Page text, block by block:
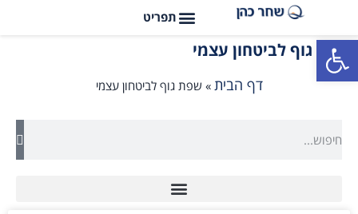
פתח סרגל נגישות
שפת גוף לביטחון עצמי
דף הבית » שפת גוף לביטחון עצמי